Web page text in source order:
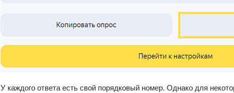
У каждого ответа есть свой порядковый номер. Однако для